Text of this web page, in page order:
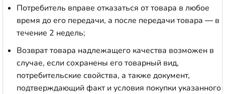
Потребитель вправе отказаться от товара в любое
время до его передачи, а после передачи товара — в
течение 2 недель;
Возврат товара надлежащего качества возможен в
случае, если сохранены его товарный вид,
потребительские свойства, а также документ,
подтверждающий факт и условия покупки указанного